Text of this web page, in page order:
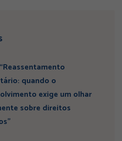
quando o
exige um olhar
sobre direitos